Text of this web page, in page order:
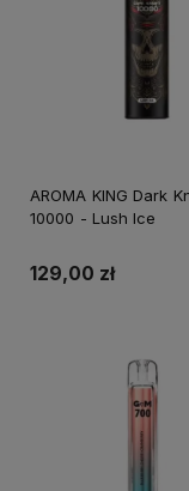
AROMA KING Dark
10000 - Lush Ice
129,00 zł